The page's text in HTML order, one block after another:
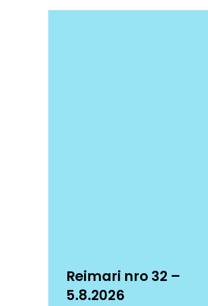
Reimari nro 32 –
5.8.2026